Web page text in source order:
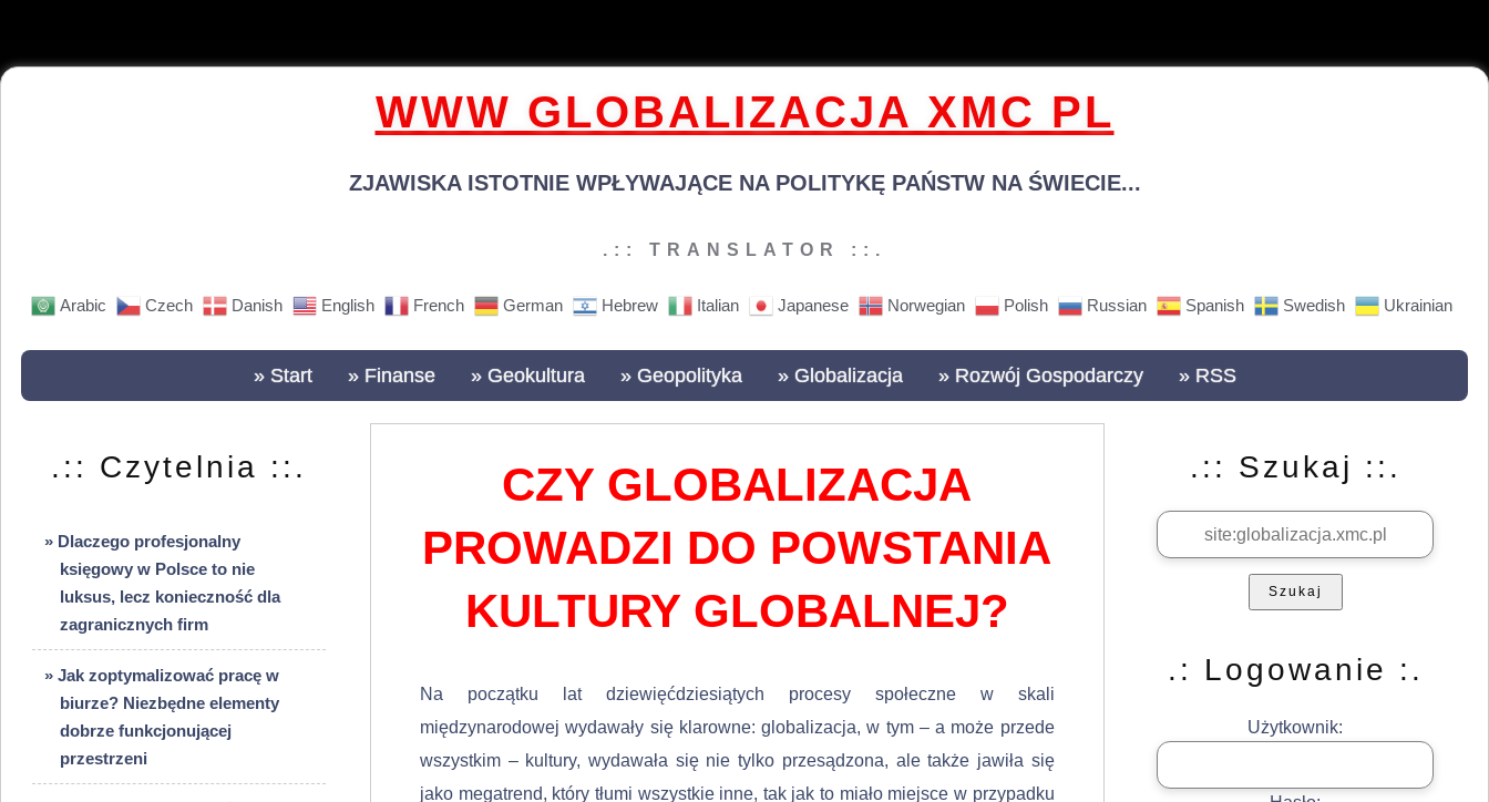
WWW GLOBALIZACJA XMC PL
ZJAWISKA ISTOTNIE WPŁYWAJĄCE NA POLITYKĘ PAŃSTW NA ŚWIECIE...
.:: TRANSLATOR ::.
Arabic Czech Danish English French German Hebrew Italian Japanese Norwegian Polish Russian Spanish Swedish Ukrainian
» Start » Finanse » Geokultura » Geopolityka » Globalizacja » Rozwój Gospodarczy » RSS
.:: Czytelnia ::.
» Dlaczego profesjonalny
księgowy w Polsce to nie
luksus, lecz konieczność dla
zagranicznych firm
» Jak zoptymalizować pracę w
biurze? Niezbędne elementy
dobrze funkcjonującej
przestrzeni
CZY GLOBALIZACJA
PROWADZI DO POWSTANIA
KULTURY GLOBALNEJ?
Na początku lat dziewięćdziesiątych procesy społeczne w skali
międzynarodowej wydawały się klarowne: globalizacja, w tym – a może przede
wszystkim – kultury, wydawała się nie tylko przesądzona, ale także jawiła się
jako megatrend, który tłumi wszystkie inne, tak jak to miało miejsce w przypadku
.:: Szukaj ::.
Szukaj
.: Logowanie :.
Użytkownik: